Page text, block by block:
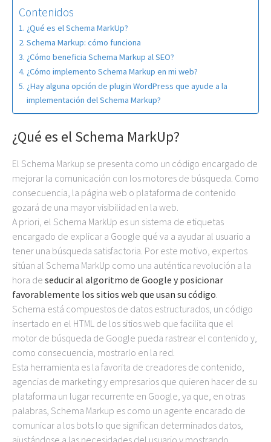
Contenidos
¿Qué es el Schema MarkUp?
Schema Markup: cómo funciona
¿Cómo beneficia Schema Markup al SEO?
¿Cómo implemento Schema Markup en mi web?
¿Hay alguna opción de plugin WordPress que ayude a la
implementación del Schema Markup?
¿Qué es el Schema MarkUp?
El Schema Markup se presenta como un código encargado de
mejorar la comunicación con los motores de búsqueda. Como
consecuencia, la página web o plataforma de contenido
gozará de una mayor visibilidad en la web.
A priori, el Schema MarkUp es un sistema de etiquetas
encargado de explicar a Google qué va a ayudar al usuario a
tener una búsqueda satisfactoria. Por este motivo, expertos
sitúan al Schema MarkUp como una auténtica revolución a la
hora de seducir al algoritmo de Google y posicionar
favorablemente los sitios web que usan su código.
Schema está compuestos de datos estructurados, un código
insertado en el HTML de los sitios web que facilita que el
motor de búsqueda de Google pueda rastrear el contenido y,
como consecuencia, mostrarlo en la red.
Esta herramienta es la favorita de creadores de contenido,
agencias de marketing y empresarios que quieren hacer de su
plataforma un lugar recurrente en Google, ya que, en otras
palabras, Schema Markup es como un agente encarado de
comunicar a los bots lo que significan determinados datos,
ajustándose a las necesidades del usuario y mostrando